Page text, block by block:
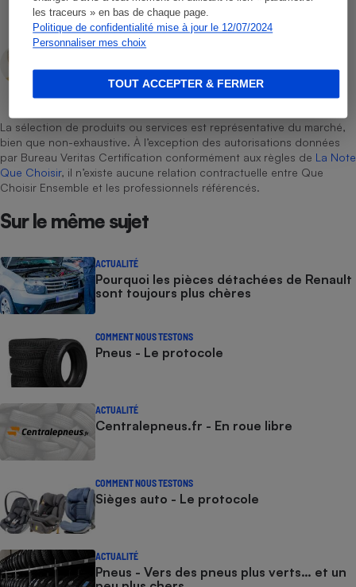
les traceurs » en bas de chaque page.
Politique de confidentialité mise à jour le 12/07/2024
Personnaliser mes choix
TOUT ACCEPTER & FERMER
Lars Ly
Rédacteur technique
La sélection de produits ou services est représentative du marché,
bien que non-exhaustive. À l’exception des autorisations données
par Bureau Veritas Certification conformément aux règles de La Note
Que Choisir, il n’existe aucune relation contractuelle entre Que
Choisir Ensemble et les professionnels référencés.
Sur le même sujet
ACTUALITÉ
Pourquoi les pièces détachées de Renault
sont toujours plus chères
COMMENT NOUS TESTONS
Pneus - Le protocole
ACTUALITÉ
Centralepneus.fr - En roue libre
COMMENT NOUS TESTONS
Sièges auto - Le protocole
ACTUALITÉ
Pneus - Vers des pneus plus verts… et un